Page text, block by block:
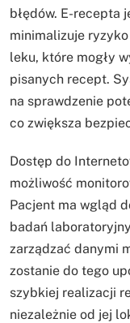
błędów. E-recepta
minimalizuje
leku, które mogły
pisanych recept.
na sprawdzenie
co zwiększa
Dostęp do
możliwość
Pacjent ma wgląd
badań
zarządzać danymi
zostanie do tego
szybkiej realizacji
niezależnie od jej